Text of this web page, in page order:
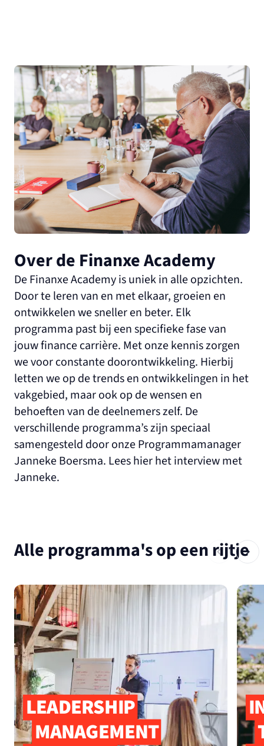
Over de Finanxe Academy
De Finanxe Academy is uniek in alle opzichten.
Door te leren van en met elkaar, groeien en
ontwikkelen we sneller en beter. Elk
programma past bij een specifieke fase van
jouw finance carrière. Met onze kennis zorgen
we voor constante doorontwikkeling. Hierbij
letten we op de trends en ontwikkelingen in het
vakgebied, maar ook op de wensen en
behoeften van de deelnemers zelf. De
verschillende programma’s zijn speciaal
samengesteld door onze Programmamanager
Janneke Boersma. Leeshierhet interview met
Janneke.
Alle programma's op een rijtje
LEADERSHIP
MANAGEMENT